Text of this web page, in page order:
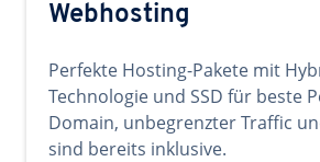
Webhosting
Perfekte Hosting-Pakete mit
Technologie und SSD für beste
Domain, unbegrenzter Traffic
sind bereits inklusive.